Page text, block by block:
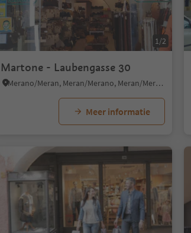
1/6 1/2
Martone - Laubengasse 30
Merano/Meran, Meran/Merano, Meran/Merano and environs
Meer informatie